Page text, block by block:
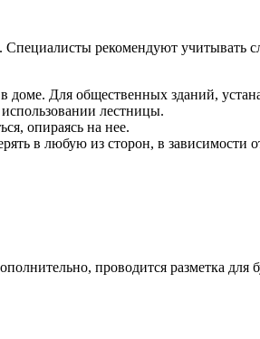
Специалисты рекомендуют учитывать
Для общественных зданий,
лестницы.
опираясь на нее.
в любую из сторон, в зависимости
проводится разметка